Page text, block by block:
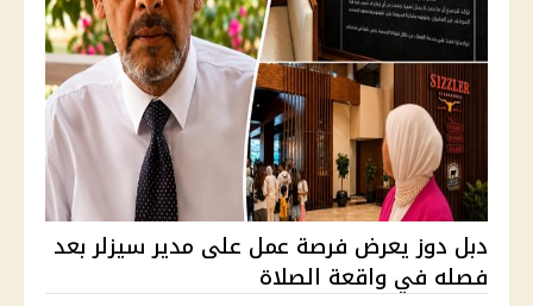
دبل دوز يعرض فرصة عمل على مدير سيزلر بعد
فصله في واقعة الصلاة